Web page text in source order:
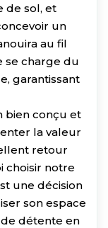
de sol, et
un
au fil
se charge du
garantissant
bien conçu et
la valeur
retour
choisir notre
une décision
son espace
détente en